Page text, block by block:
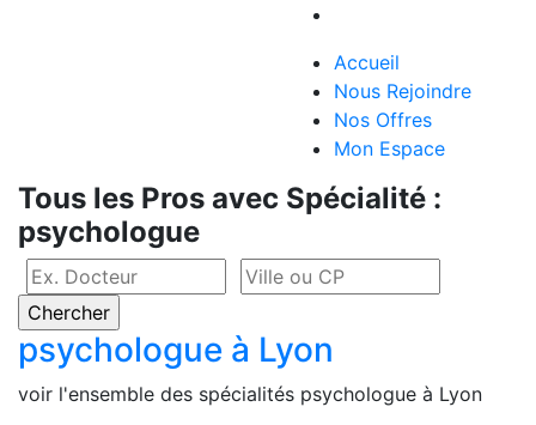
Accueil
Nous Rejoindre
Nos Offres
Mon Espace
Tous les Pros avec Spécialité :
psychologue
psychologue à Lyon
voir l'ensemble des spécialités psychologue à Lyon